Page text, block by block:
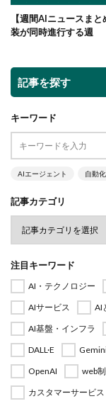
【週間AIニュースま
装が同時進行する週
記事を探す
キーワード
AIエージェント 自動化
記事カテゴリ
注目キーワード
AI・テクノロジー
AIサービス
AI
AI基盤・インフラ
DALL·E
OpenAI
web
カスタマーサービス